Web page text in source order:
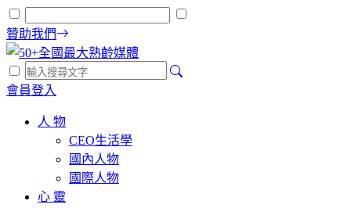
贊助我們
會員登入
人 物
CEO生活學
國內人物
國際人物
心 靈